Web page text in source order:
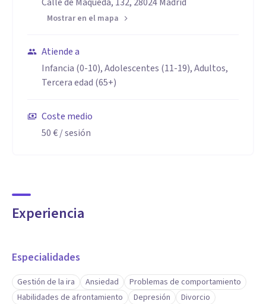
Mostrar en el mapa
Atiende a
Infancia (0-10), Adolescentes (11-19), Adultos,
Tercera edad (65+)
Coste medio
50 €/ sesión
Experiencia
Especialidades
Gestión de la ira Ansiedad
Problemas de comportamiento
Habilidades de afrontamiento
Depresión
Divorcio